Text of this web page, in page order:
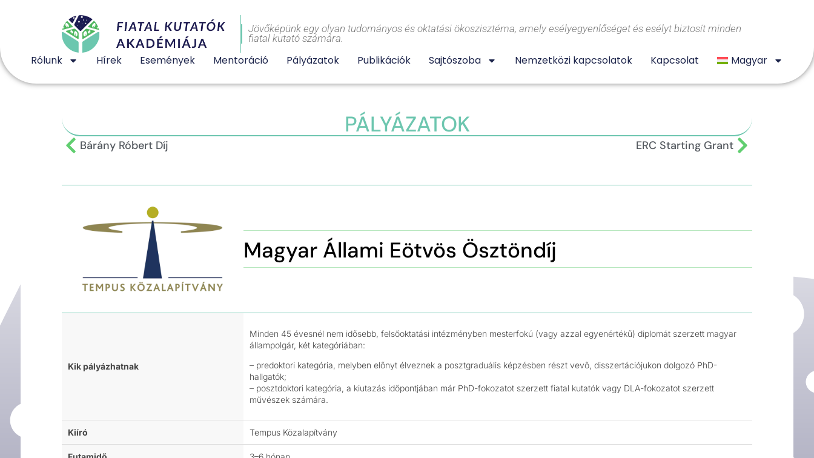
Jövőképünk egy olyan tudományos és oktatási ökoszisztéma, amely esélyegyenlőséget és esélyt biztosít minden
fiatal kutató számára.
Rólunk Hírek Események Mentoráció Pályázatok Publikációk Sajtószoba Nemzetközi kapcsolatok Kapcsolat Magyar
PÁLYÁZATOK
Bárány Róbert Díj ERC Starting Grant
Magyar Állami Eötvös Ösztöndíj
Kik pályázhatnak
Minden 45 évesnél nem idősebb, felsőoktatási intézményben mesterfokú (vagy azzal egyenértékű) diplomát szerzett magyar
állampolgár, két kategóriában:
– predoktori kategória, melyben előnyt élveznek a posztgraduális képzésben részt vevő, disszertációjukon dolgozó PhD-
hallgatók;
– posztdoktori kategória, a kiutazás időpontjában már PhD-fokozatot szerzett fiatal kutatók vagy DLA-fokozatot szerzett
művészek számára.
Kiíró Tempus Közalapítvány